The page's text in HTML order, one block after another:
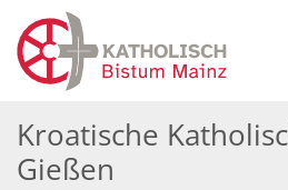
Zum Inhalt springen
Kroatische
Gießen